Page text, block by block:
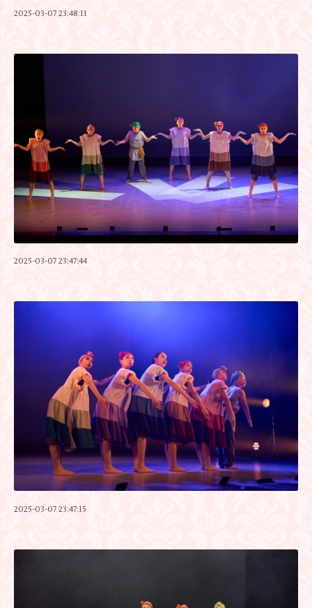
2025-03-07 23:48:11
2025-03-07 23:47:44
2025-03-07 23:47:15